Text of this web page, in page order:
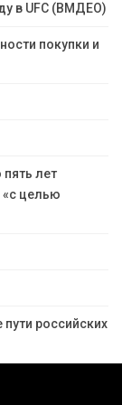
в UFC (ВМДЕО)
покупки и
лет
«с целью
российских